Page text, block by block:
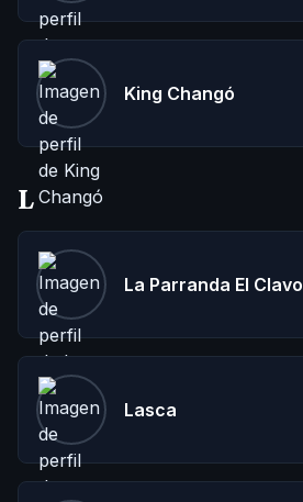
King Changó
L
La Parranda El Clavo
Lasca